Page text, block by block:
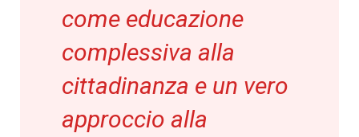
come educazione
complessiva alla
cittadinanza e un vero
approccio alla